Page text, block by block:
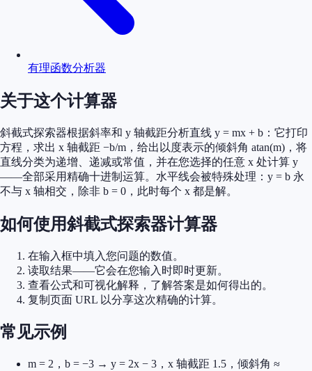
有理函数分析器
关于这个计算器
斜截式探索器根据斜率和 y 轴截距分析直线 y = mx + b：它打印
方程，求出 x 轴截距 −b/m，给出以度表示的倾斜角 atan(m)，将
直线分类为递增、递减或常值，并在您选择的任意 x 处计算 y
——全部采用精确十进制运算。水平线会被特殊处理：y = b 永
不与 x 轴相交，除非 b = 0，此时每个 x 都是解。
如何使用斜截式探索器计算器
在输入框中填入您问题的数值。
读取结果——它会在您输入时即时更新。
查看公式和可视化解释，了解答案是如何得出的。
复制页面 URL 以分享这次精确的计算。
常见示例
m = 2，b = −3 → y = 2x − 3，x 轴截距 1.5，倾斜角 ≈